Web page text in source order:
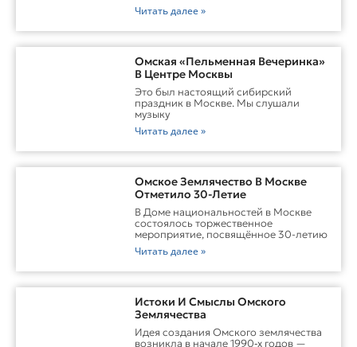
Читать далее »
Омская «Пельменная Вечеринка»
В Центре Москвы
Это был настоящий сибирский
праздник в Москве. Мы слушали
музыку
Читать далее »
Омское Землячество В Москве
Отметило 30-Летие
В Доме национальностей в Москве
состоялось торжественное
мероприятие, посвящённое 30-летию
Читать далее »
Истоки И Смыслы Омского
Землячества
Идея создания Омского землячества
возникла в начале 1990‑х годов —